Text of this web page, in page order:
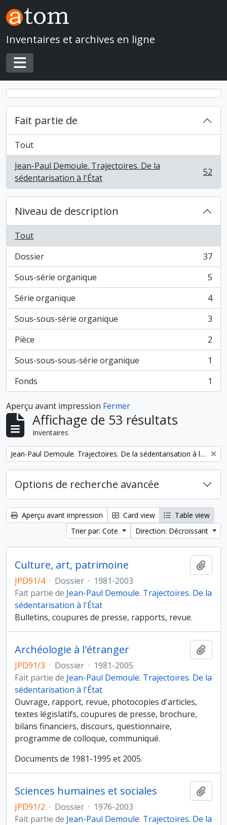
Skip to main content
Inventaires et archives en ligne
Toggle navigation
Fait partie de
Tout
Jean-Paul Demoule. Trajectoires. De la
sédentarisation à l'État
, 52 résultats 52
Niveau de description
Tout
Dossier
, 37 résultats
37
Sous-série organique
, 5 résultats
5
Série organique
, 4 résultats
4
Sous-sous-série organique
, 3 résultats
3
Pièce
, 2 résultats
2
Sous-sous-sous-série organique
, 1 résultats
1
Fonds
, 1 résultats 1
Aperçu avant impression Fermer
Affichage de 53 résultats
Inventaires
Remove filter: Jean-Paul Demoule. Trajectoires. De la sédentarisation à l'État
Options de recherche avancée
Aperçu avant impression Card view
Table view
Trier par: Cote
Direction: Décroissant
Culture, art, patrimoine
JPD91/4 · Dossier · 1981-2003
Fait partie de Jean-Paul Demoule. Trajectoires. De la
sédentarisation à l'État
Bulletins, coupures de presse, rapports, revue.
Archéologie à l'étranger
JPD91/3 · Dossier · 1981-2005
Fait partie de Jean-Paul Demoule. Trajectoires. De la
sédentarisation à l'État
Ouvrage, rapport, revue, photocopies d'articles,
textes législatifs, coupures de presse, brochure,
bilans financiers, discours, questionnaire,
programme de colloque, communiqué.
Documents de 1981-1995 et 2005.
Sciences humaines et sociales
JPD91/2 · Dossier · 1976-2003
Fait partie de Jean-Paul Demoule. Trajectoires. De la